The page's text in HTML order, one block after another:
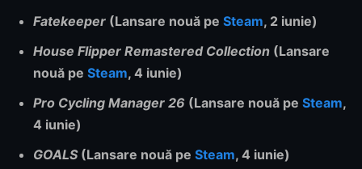
Fatekeeper (Lansare nouă pe Steam, 2 iunie)
House Flipper Remastered Collection (Lansare
nouă pe Steam, 4 iunie)
Pro Cycling Manager 26 (Lansare nouă pe Steam,
4 iunie)
GOALS (Lansare nouă pe Steam, 4 iunie)